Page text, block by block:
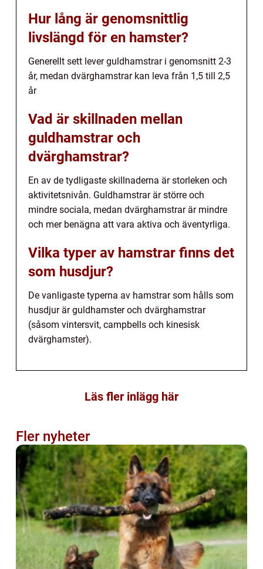
Hur lång är genomsnittlig
livslängd för en hamster?
Generellt sett lever guldhamstrar i genomsnitt 2-3
år, medan dvärghamstrar kan leva från 1,5 till 2,5
år
Vad är skillnaden mellan
guldhamstrar och
dvärghamstrar?
En av de tydligaste skillnaderna är storleken och
aktivitetsnivån. Guldhamstrar är större och
mindre sociala, medan dvärghamstrar är mindre
och mer benägna att vara aktiva och äventyrliga.
Vilka typer av hamstrar finns det
som husdjur?
De vanligaste typerna av hamstrar som hålls som
husdjur är guldhamster och dvärghamstrar
(såsom vintersvit, campbells och kinesisk
dvärghamster).
Läs fler inlägg här
Fler nyheter